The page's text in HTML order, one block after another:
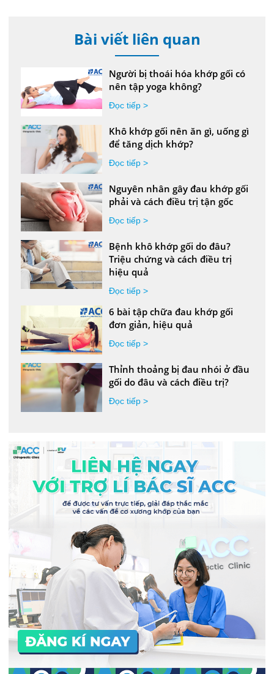
Bài viết liên quan
Người bị thoái hóa khớp gối có
nên tập yoga không?
Đọc tiếp >
Khô khớp gối nên ăn gì, uống gì
để tăng dịch khớp?
Đọc tiếp >
Nguyên nhân gây đau khớp gối
phải và cách điều trị tận gốc
Đọc tiếp >
Bệnh khô khớp gối do đâu?
Triệu chứng và cách điều trị
hiệu quả
Đọc tiếp >
6 bài tập chữa đau khớp gối
đơn giản, hiệu quả
Đọc tiếp >
Thỉnh thoảng bị đau nhói ở đầu
gối do đâu và cách điều trị?
Đọc tiếp >